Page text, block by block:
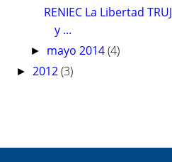
RENIEC La Libertad
y ...
► mayo 2014(4)
► 2012(3)